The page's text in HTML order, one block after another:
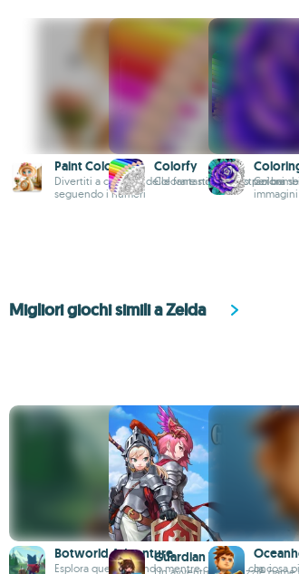
Paint Color
Divertiti a colorare delle fantastiche illustrazioni
seguendo i numeri
Colorfy
Colorare non è solo perColora
Migliori giochi simili a Zelda
Botworld Adventure
Esplora questo mondo mentre combatti con i
Guardian Tales
La cosa